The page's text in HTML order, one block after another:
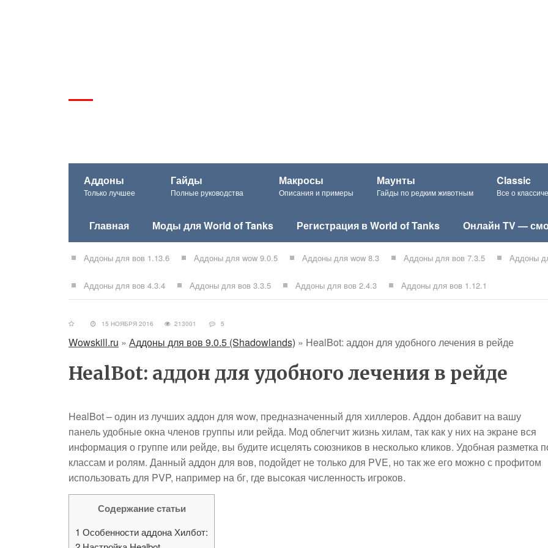
Аддоны
Только лучшее
Гайды
Полные руководства
Макросы
Описания и примеры
Маунты
Гайды по редким животным
Classic
Все о
Главная Моды для World of Tanks Регистрация в World of Tanks Онлайн TV —
Аддоны для вов 1.13.6 Аддоны для wow 9.0.5 Аддоны для wow 8.3 Аддоны для вов 7.3.5 Аддоны
Аддоны для вов 4.3.4 Аддоны для вов 3.3.5 Аддоны для вов 2.4.3 Аддоны для вов 1.12.1
15 НОЯБРЯ 2016 213001 5
Wowskill.ru » Аддоны для вов 9.0.5 (Shadowlands) » HealBot: аддон для удобного лечения в рейде
HealBot: аддон для удобного лечения в рейде
HealBot – один из лучших аддон для wow, предназначенный для хиллеров. Аддон добавит на вашу
панель удобные окна членов группы или рейда. Мод облегчит жизнь хилам, так как у них на экране вся
информация о группе или рейде, вы будите исцелять союзников в несколько кликов. Удобная разметка
классам и ролям. Данный аддон для вов, подойдет не только для PVE, но так же его можно с профитом
использовать для PVP, например на бг, где высокая численность игроков.
Содержание статьи
1 Особенности аддона Хилбот: